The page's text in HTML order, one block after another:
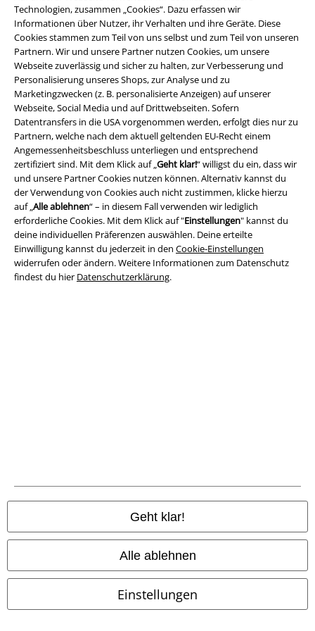
Technologien, zusammen „Cookies“. Dazu erfassen wir
Informationen über Nutzer, ihr Verhalten und ihre Geräte. Diese
Cookies stammen zum Teil von uns selbst und zum Teil von unseren
Partnern. Wir und unsere Partner nutzen Cookies, um unsere
Webseite zuverlässig und sicher zu halten, zur Verbesserung und
Personalisierung unseres Shops, zur Analyse und zu
Marketingzwecken (z. B. personalisierte Anzeigen) auf unserer
Webseite, Social Media und auf Drittwebseiten. Sofern
Datentransfers in die USA vorgenommen werden, erfolgt dies nur zu
Partnern, welche nach dem aktuell geltenden EU-Recht einem
Angemessenheitsbeschluss unterliegen und entsprechend
zertifiziert sind. Mit dem Klick auf „Geht klar!“ willigst du ein, dass wir
und unsere Partner Cookies nutzen können. Alternativ kannst du
der Verwendung von Cookies auch nicht zustimmen, klicke hierzu
auf „Alle ablehnen“ – in diesem Fall verwenden wir lediglich
erforderliche Cookies. Mit dem Klick auf "Einstellungen" kannst du
deine individuellen Präferenzen auswählen. Deine erteilte
Einwilligung kannst du jederzeit in den Cookie-Einstellungen
widerrufen oder ändern. Weitere Informationen zum Datenschutz
findest du hier Datenschutzerklärung.
Geht klar!
Alle ablehnen
Einstellungen
Collection
Top
80's Logo
EMP Stage Collection
Kapuzenjacke